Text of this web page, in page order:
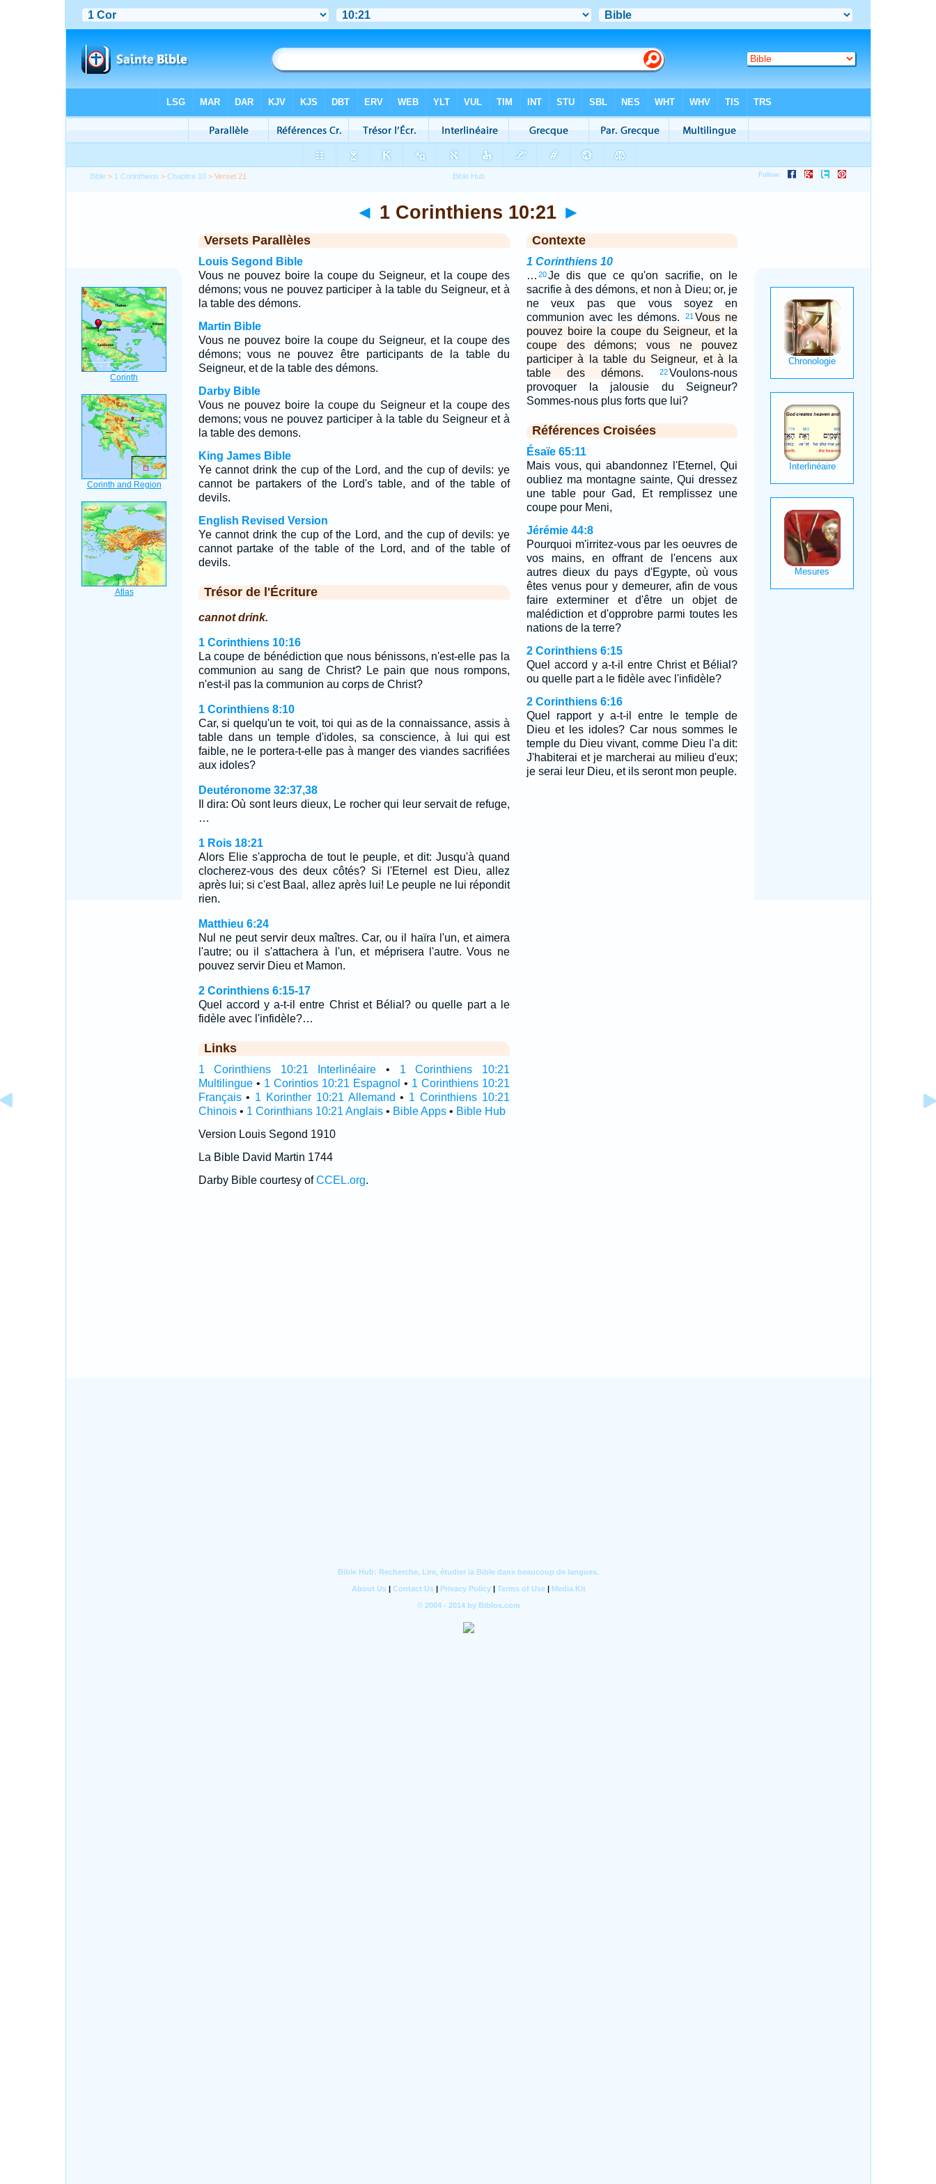
Bible > 1 Corinthiens >Chapitre 10 > Verset 21
◄ 1 Corinthiens 10:21 ►
Versets Parallèles
Louis Segond Bible
Vous ne pouvez boire la coupe du Seigneur, et la coupe des
démons; vous ne pouvez participer à la table du Seigneur, et à
la table des démons.
Martin Bible
Vous ne pouvez boire la coupe du Seigneur, et la coupe des
démons; vous ne pouvez être participants de la table du
Seigneur, et de la table des démons.
Darby Bible
Vous ne pouvez boire la coupe du Seigneur et la coupe des
demons; vous ne pouvez participer à la table du Seigneur et à
la table des demons.
King James Bible
Ye cannot drink the cup of the Lord, and the cup of devils: ye
cannot be partakers of the Lord's table, and of the table of
devils.
English Revised Version
Ye cannot drink the cup of the Lord, and the cup of devils: ye
cannot partake of the table of the Lord, and of the table of
devils.
Trésor de l'Écriture
cannot drink.
1 Corinthiens 10:16
La coupe de bénédiction que nous bénissons, n'est-elle pas la
communion au sang de Christ? Le pain que nous rompons,
n'est-il pas la communion au corps de Christ?
1 Corinthiens 8:10
Car, si quelqu'un te voit, toi qui as de la connaissance, assis à
table dans un temple d'idoles, sa conscience, à lui qui est
faible, ne le portera-t-elle pas à manger des viandes sacrifiées
aux idoles?
Deutéronome 32:37,38
Il dira: Où sont leurs dieux, Le rocher qui leur servait de refuge,
…
1 Rois 18:21
Alors Elie s'approcha de tout le peuple, et dit: Jusqu'à quand
clocherez-vous des deux côtés? Si l'Eternel est Dieu, allez
après lui; si c'est Baal, allez après lui! Le peuple ne lui répondit
rien.
Matthieu 6:24
Nul ne peut servir deux maîtres. Car, ou il haïra l'un, et aimera
l'autre; ou il s'attachera à l'un, et méprisera l'autre. Vous ne
pouvez servir Dieu et Mamon.
2 Corinthiens 6:15-17
Quel accord y a-t-il entre Christ et Bélial? ou quelle part a le
fidèle avec l'infidèle?…
Links
1 Corinthiens 10:21 Interlinéaire • 1 Corinthiens 10:21
Multilingue• 1 Corintios 10:21 Espagnol • 1 Corinthiens 10:21
Français• 1 Korinther 10:21 Allemand • 1 Corinthiens 10:21
Chinois• 1 Corinthians 10:21 Anglais• Bible Apps• Bible Hub
Version Louis Segond 1910
La Bible David Martin 1744
Darby Bible courtesy ofCCEL.org.
Contexte
1 Corinthiens 10
… 20Je dis que ce qu'on sacrifie, on le
sacrifie à des démons, et non à Dieu; or, je
ne veux pas que vous soyez en
communion avec les démons.
21 Vous ne
pouvez boire la coupe du Seigneur, et la
coupe des démons; vous ne pouvez
participer à la table du Seigneur, et à la
table des démons.
22 Voulons-nous
provoquer la jalousie du Seigneur?
Sommes-nous plus forts que lui?
Références Croisées
Ésaïe 65:11
Mais vous, qui abandonnez l'Eternel, Qui
oubliez ma montagne sainte, Qui dressez
une table pour Gad, Et remplissez une
coupe pour Meni,
Jérémie 44:8
Pourquoi m'irritez-vous par les oeuvres de
vos mains, en offrant de l'encens aux
autres dieux du pays d'Egypte, où vous
êtes venus pour y demeurer, afin de vous
faire exterminer et d'être un objet de
malédiction et d'opprobre parmi toutes les
nations de la terre?
2 Corinthiens 6:15
Quel accord y a-t-il entre Christ et Bélial?
ou quelle part a le fidèle avec l'infidèle?
2 Corinthiens 6:16
Quel rapport y a-t-il entre le temple de
Dieu et les idoles? Car nous sommes le
temple du Dieu vivant, comme Dieu l'a dit:
J'habiterai et je marcherai au milieu d'eux;
je serai leur Dieu, et ils seront mon peuple.